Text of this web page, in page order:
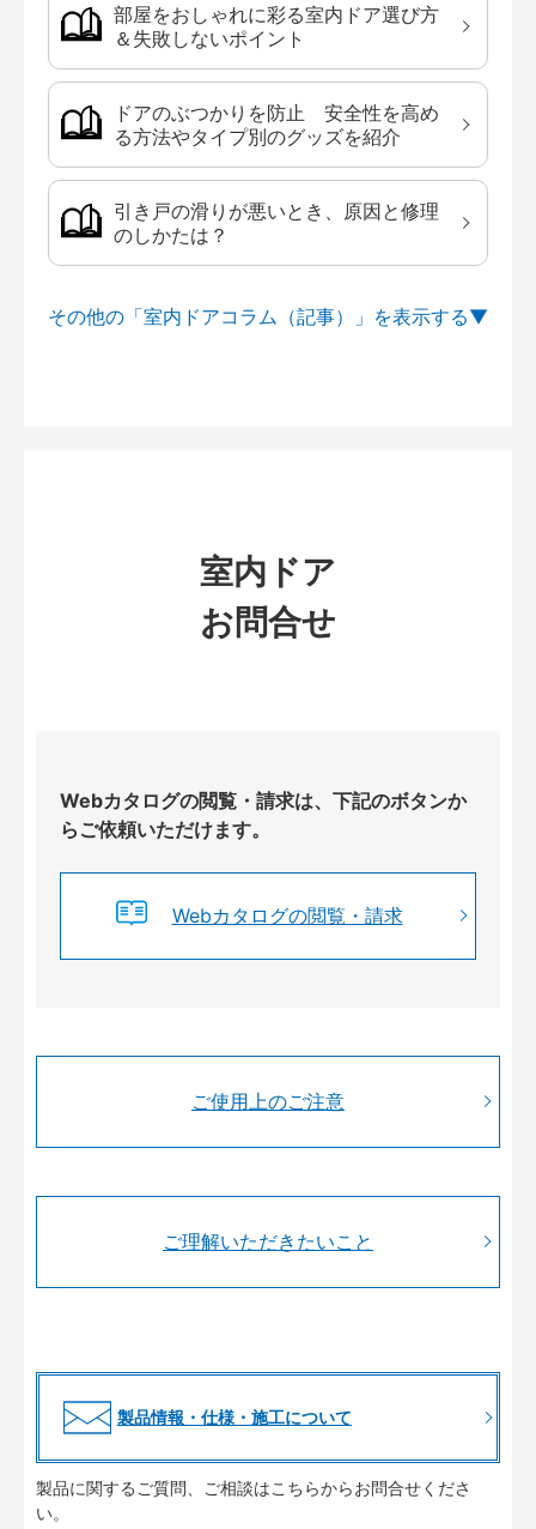
部屋をおしゃれに彩る室内ドア選び方
＆失敗しないポイント
ドアのぶつかりを防止 安全性を高め
る方法やタイプ別のグッズを紹介
引き戸の滑りが悪いとき、原因と修理
のしかたは？
その他の「室内ドアコラム（記事）」を
室内ドア
お問合せ
Webカタログの閲覧・請求は、下記のボタンか
らご依頼いただけます。
Webカタログの閲覧・請求
ご使用上のご注意
ご理解いただきたいこと
製品情報・仕様・施工について
製品に関するご質問、ご相談はこちらからお問合せくださ
い。